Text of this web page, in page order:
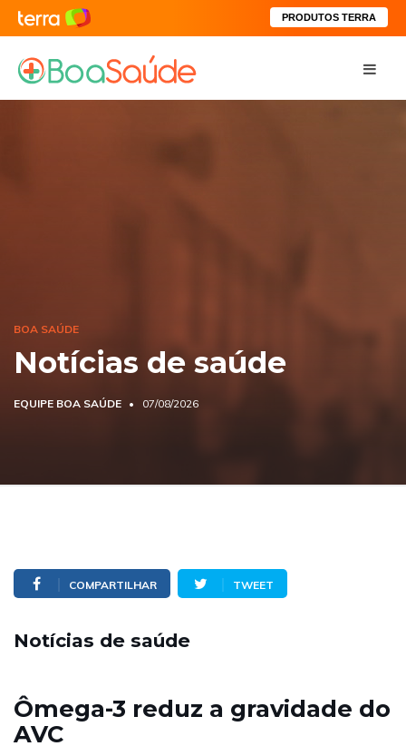
PRODUTOS TERRA
BOA SAÚDE
Notícias de saúde
EQUIPE BOA SAÚDE 07/08/2026
COMPARTILHAR TWEET
Notícias de saúde
Ômega-3 reduz a gravidade do
AVC